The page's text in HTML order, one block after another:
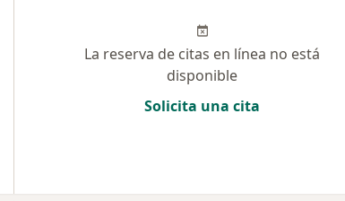
La reserva de citas en línea no está
disponible
Solicita una cita